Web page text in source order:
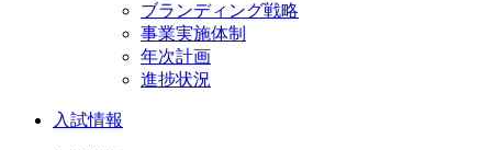
ブランディング戦略
事業実施体制
年次計画
進捗状況
入試情報